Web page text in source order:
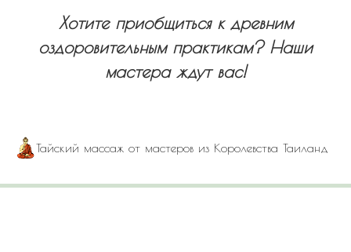
Хотите приобщиться к древним
оздоровительным практикам? Наши
мастера ждут вас!
Тайский массаж от мастеров из Королевства Таиланд